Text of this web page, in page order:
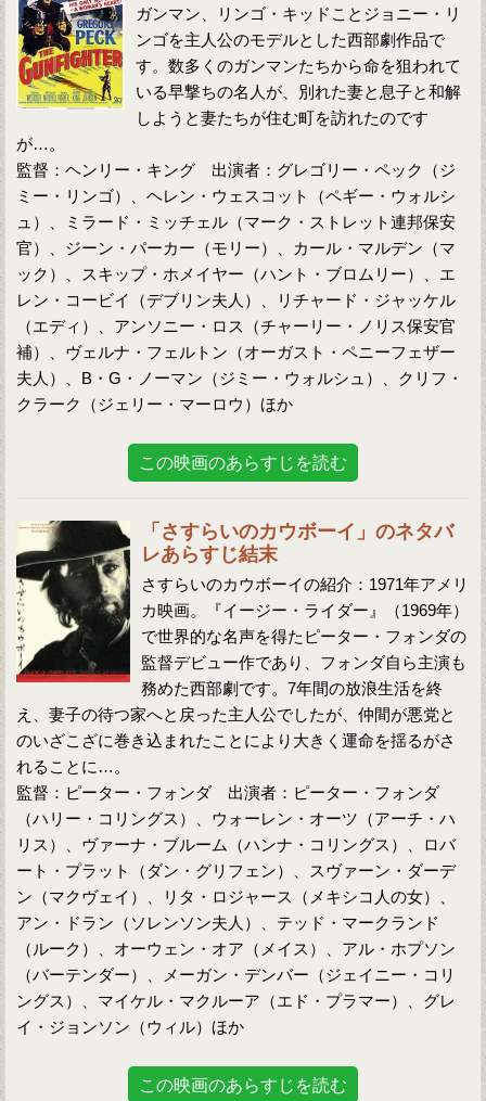
ガンマン、リンゴ・キッドことジョニー・リ
ンゴを主人公のモデルとした西部劇作品で
す。数多くのガンマンたちから命を狙われて
いる早撃ちの名人が、別れた妻と息子と和解
しようと妻たちが住む町を訪れたのです
が…。
監督：ヘンリー・キング 出演者：グレゴリー・ペック（ジ
ミー・リンゴ）、ヘレン・ウェスコット（ペギー・ウォルシ
ュ）、ミラード・ミッチェル（マーク・ストレット連邦保安
官）、ジーン・パーカー（モリー）、カール・マルデン（マ
ック）、スキップ・ホメイヤー（ハント・ブロムリー）、エ
レン・コービイ（デブリン夫人）、リチャード・ジャッケル
（エディ）、アンソニー・ロス（チャーリー・ノリス保安官
補）、ヴェルナ・フェルトン（オーガスト・ペニーフェザー
夫人）、B・G・ノーマン（ジミー・ウォルシュ）、クリフ・
クラーク（ジェリー・マーロウ）ほか
この映画のあらすじを読む
「さすらいのカウボーイ」のネタバ
レあらすじ結末
さすらいのカウボーイの紹介：1971年アメリ
カ映画。『イージー・ライダー』（1969年）
で世界的な名声を得たピーター・フォンダの
監督デビュー作であり、フォンダ自ら主演も
務めた西部劇です。7年間の放浪生活を終
え、妻子の待つ家へと戻った主人公でしたが、仲間が悪党と
のいざこざに巻き込まれたことにより大きく運命を揺るがさ
れることに…。
監督：ピーター・フォンダ 出演者：ピーター・フォンダ
（ハリー・コリングス）、ウォーレン・オーツ（アーチ・ハ
リス）、ヴァーナ・ブルーム（ハンナ・コリングス）、ロバ
ート・プラット（ダン・グリフェン）、スヴァーン・ダーデ
ン（マクヴェイ）、リタ・ロジャース（メキシコ人の女）、
アン・ドラン（ソレンソン夫人）、テッド・マークランド
（ルーク）、オーウェン・オア（メイス）、アル・ホプソン
（バーテンダー）、メーガン・デンバー（ジェイニー・コリ
ングス）、マイケル・マクルーア（エド・プラマー）、グレ
イ・ジョンソン（ウィル）ほか
この映画のあらすじを読む